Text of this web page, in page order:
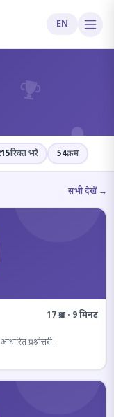
EN
रिक्त भरें 54क्रम
सभी देखें →
17 प्रश्न · 9 मिनट
प्रश्नोत्तरी।